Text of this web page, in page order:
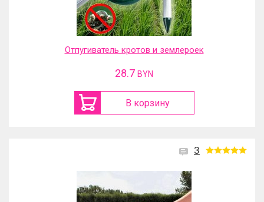
Отпугиватель кротов и землероек
28.7 BYN
В корзину
3